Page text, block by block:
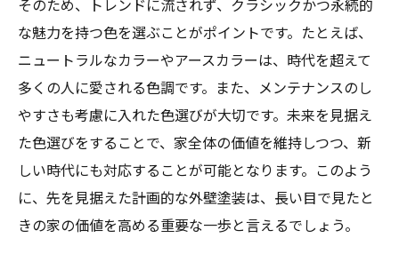
な魅力を持つ色を選ぶことがポイントです。たとえば、
ニュートラルなカラーやアースカラーは、時代を超えて
多くの人に愛される色調です。また、メンテナンスのし
やすさも考慮に入れた色選びが大切です。未来を見据え
た色選びをすることで、家全体の価値を維持しつつ、新
しい時代にも対応することが可能となります。このよう
に、先を見据えた計画的な外壁塗装は、長い目で見たと
きの家の価値を高める重要な一歩と言えるでしょう。